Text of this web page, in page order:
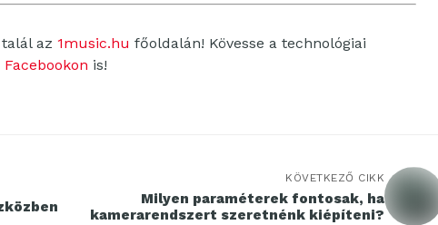
az 1music.hu főoldalán! Kövesse a technológiai
Facebookon is!
KÖVETKEZŐ CIKK
Milyen paraméterek fontosak, ha
kamerarendszert szeretnénk kiépíteni?